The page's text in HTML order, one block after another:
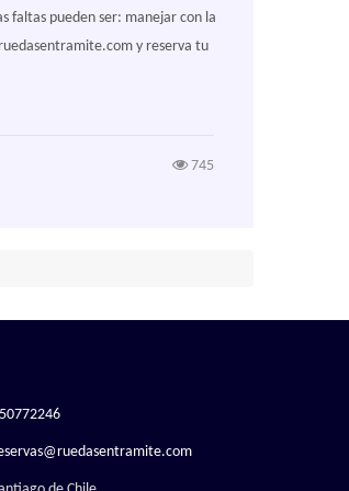
faltas pueden ser: manejar con la
y reserva tu
745